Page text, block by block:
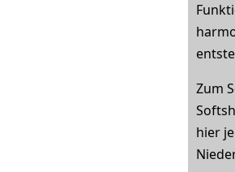
Zum
hier